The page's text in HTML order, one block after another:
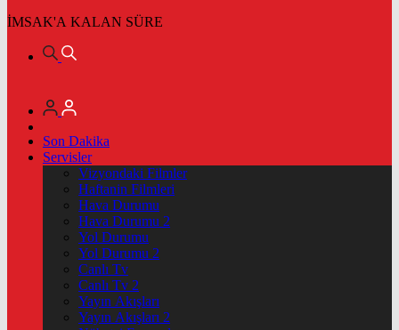
İMSAK'A KALAN SÜRE
Son Dakika
Servisler
Vizyondaki Filmler
Haftanin Filmleri
Hava Durumu
Hava Durumu 2
Yol Durumu
Yol Durumu 2
Canlı Tv
Canlı Tv 2
Yayın Akışları
Yayın Akışları 2